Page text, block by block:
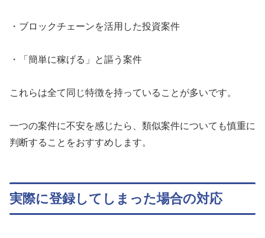
・ブロックチェーンを活用した投資案件
・「簡単に稼げる」と謳う案件
これらは全て同じ特徴を持っていることが多いです。
一つの案件に不安を感じたら、類似案件についても慎重に
判断することをおすすめします。
実際に登録してしまった場合の対応